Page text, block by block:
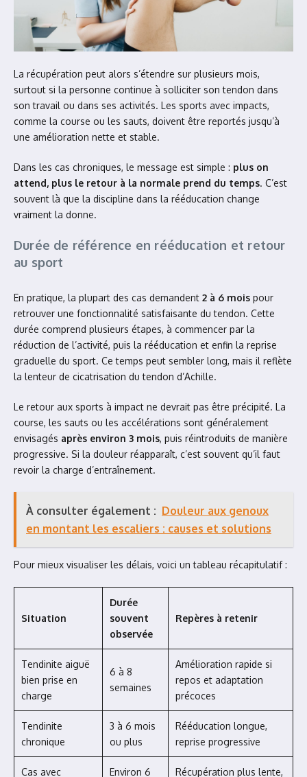
La récupération peut alors s’étendre sur plusieurs mois,
surtout si la personne continue à solliciter son tendon dans
son travail ou dans ses activités. Les sports avec impacts,
comme la course ou les sauts, doivent être reportés jusqu’à
une amélioration nette et stable.
Dans les cas chroniques, le message est simple : plus on
attend, plus le retour à la normale prend du temps. C’est
souvent là que la discipline dans la rééducation change
vraiment la donne.
Durée de référence en rééducation et retour
au sport
En pratique, la plupart des cas demandent 2 à 6 mois pour
retrouver une fonctionnalité satisfaisante du tendon. Cette
durée comprend plusieurs étapes, à commencer par la
réduction de l’activité, puis la rééducation et enfin la reprise
graduelle du sport. Ce temps peut sembler long, mais il reflète
la lenteur de cicatrisation du tendon d’Achille.
Le retour aux sports à impact ne devrait pas être précipité. La
course, les sauts ou les accélérations sont généralement
envisagés après environ 3 mois, puis réintroduits de manière
progressive. Si la douleur réapparaît, c’est souvent qu’il faut
revoir la charge d’entraînement.
À consulter également : Douleur aux genoux
en montant les escaliers : causes et solutions
Pour mieux visualiser les délais, voici un tableau récapitulatif :
Situation
Durée
souvent
observée
Repères à retenir
Tendinite aiguë
bien prise en
charge
6 à 8
semaines
Amélioration rapide si
repos et adaptation
précoces
Tendinite
chronique
3 à 6 mois
ou plus
Rééducation longue,
reprise progressive
Cas avec Environ 6 Récupération plus lente,